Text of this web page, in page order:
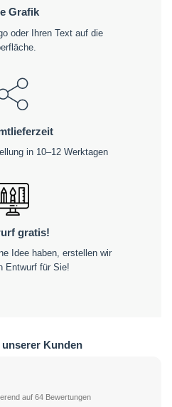
Grafik
oder Ihren Text auf die
in 10–12 Werktagen
gratis!
Idee haben, erstellen wir
Entwurf für Sie!
unserer Kunden
auf 64 Bewertungen